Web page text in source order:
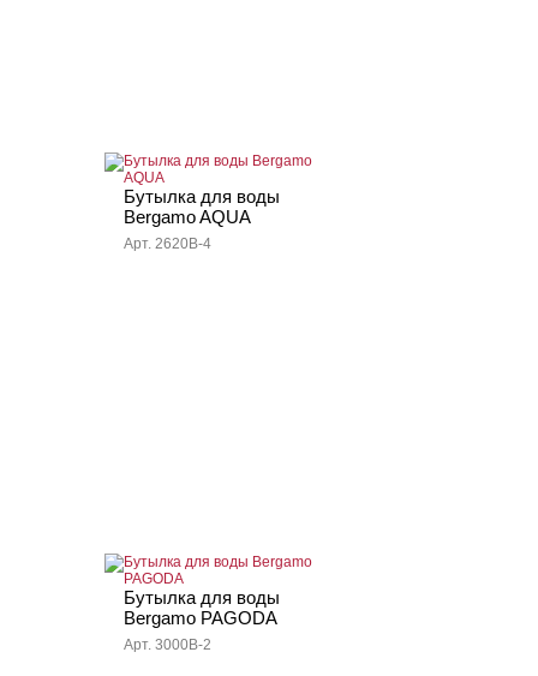
Бутылка для воды
Bergamo AQUA
Арт. 2620B-4
Бутылка для воды
Bergamo PAGODA
Арт. 3000B-2